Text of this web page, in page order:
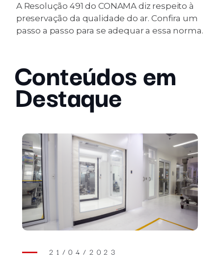
A Resolução 491 do CONAMA diz respeito à
preservação da qualidade do ar. Confira um
passo a passo para se adequar a essa norma.
Conteúdos em
Destaque
21/04/2023